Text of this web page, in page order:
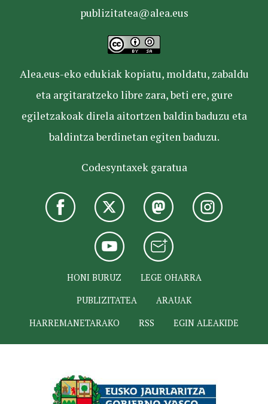
publizitatea@alea.eus
Alea.eus-eko edukiak kopiatu, moldatu, zabaldu
eta argitaratzeko libre zara, beti ere, gure
egiletzakoak direla aitortzen baldin baduzu eta
baldintza berdinetan egiten baduzu.
Codesyntaxek garatua
HONI BURUZ
LEGE OHARRA
PUBLIZITATEA
ARAUAK
HARREMANETARAKO
RSS EGIN ALEAKIDE